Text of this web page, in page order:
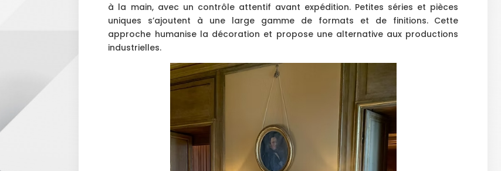
à la main, avec un contrôle attentif avant expédition. Petites séries et pièces
uniques s’ajoutent à une large gamme de formats et de finitions. Cette
approche humanise la décoration et propose une alternative aux productions
industrielles.